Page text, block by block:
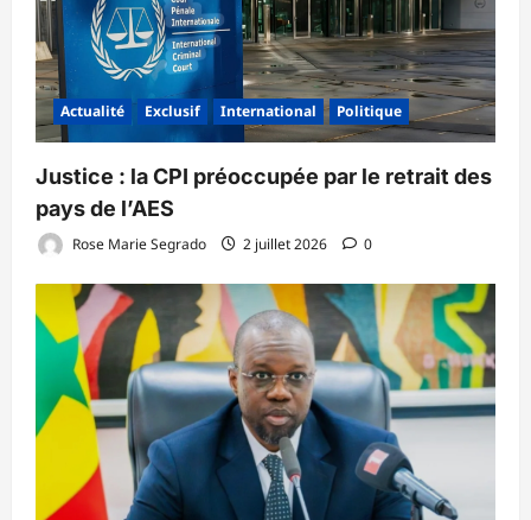
Actualité Exclusif International Politique
‎Justice : la CPI préoccupée par le retrait des
pays de l’AES ‎
Rose Marie Segrado 2 juillet 2026 0